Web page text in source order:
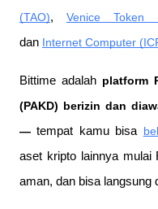
(TAO), Venice Token
dan Internet Computer
Bittime adalah platform
(PAKD) berizin dan
— tempat kamu bisa
aset kripto lainnya mulai
aman, dan bisa langsung